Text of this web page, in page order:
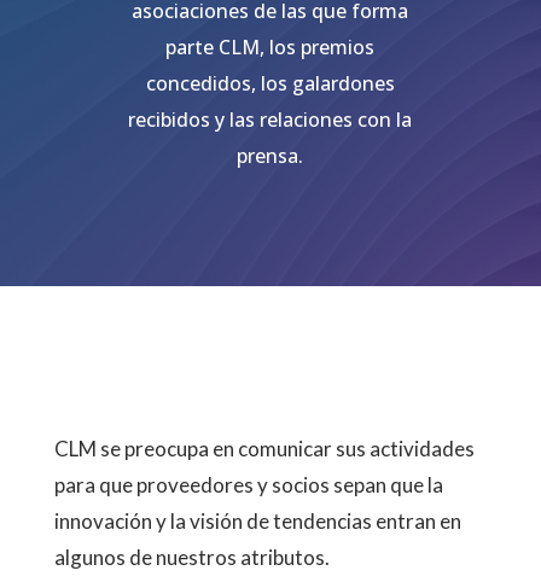
asociaciones de las que forma
parte CLM, los premios
concedidos, los galardones
recibidos y las relaciones con la
prensa.
CLM se preocupa en comunicar sus actividades
para que proveedores y socios sepan que la
innovación y la visión de tendencias entran en
algunos de nuestros atributos.